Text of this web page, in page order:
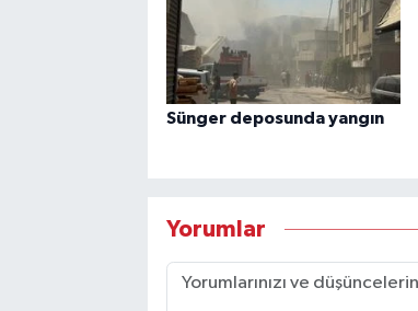
Sünger deposunda yangın
Yorumlar